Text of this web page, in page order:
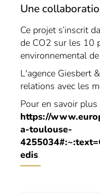
Une
Ce projet s’inscrit
de CO2 sur les 10
environnemental
L'agence Giesbert
relations avec les
Pour en savoir
https://
a-toulouse-
edis